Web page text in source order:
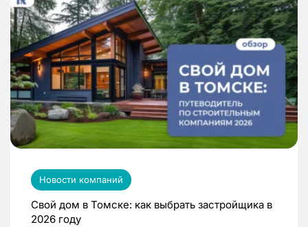
Новости компаний
Свой дом в Томске: как выбрать застройщика в
2026 году